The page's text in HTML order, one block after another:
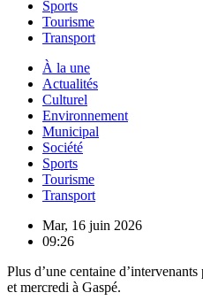
Sports
Tourisme
Transport
À la une
Actualités
Culturel
Environnement
Municipal
Société
Sports
Tourisme
Transport
Mar, 16 juin 2026
09:26
Plus d’une centaine
et mercredi à Gaspé.